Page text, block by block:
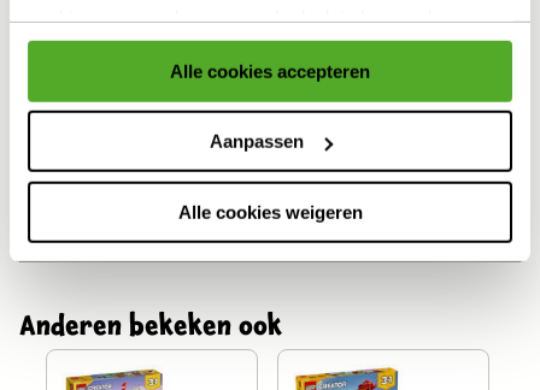
cookies voor eerder genoemde doeleinden worden
verzameld accepteren of aanpassen.
Voor meer informatie over cookies verwijzen wij naar onze
Alle cookies accepteren
Aanpassen
Alle cookies weigeren
Productomschrijving
Reviews
Anderen bekeken ook